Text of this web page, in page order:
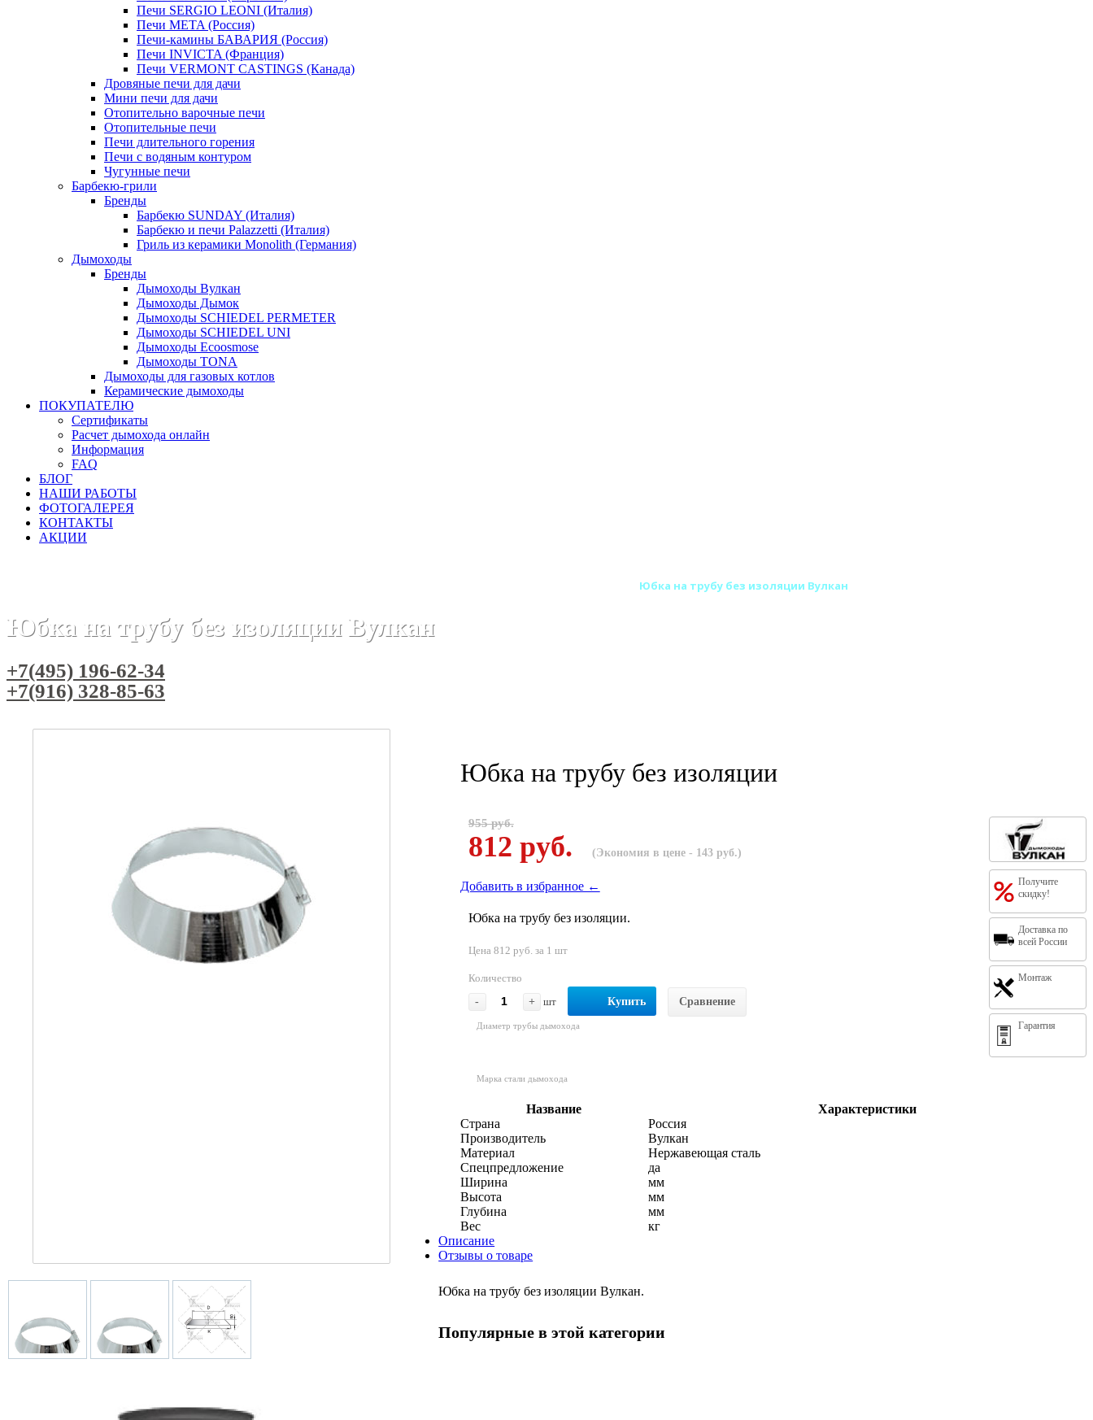
Печи SERGIO LEONI (Италия)
Печи META (Россия)
Печи-камины БАВАРИЯ (Россия)
Печи INVICTA (Франция)
Печи VERMONT CASTINGS (Канада)
Дровяные печи для дачи
Мини печи для дачи
Отопительно варочные печи
Отопительные печи
Печи длительного горения
Печи с водяным контуром
Чугунные печи
Барбекю-грили
Бренды
Барбекю SUNDAY (Италия)
Барбекю и печи Palazzetti (Италия)
Гриль из керамики Monolith (Германия)
Дымоходы
Бренды
Дымоходы Вулкан
Дымоходы Дымок
Дымоходы SCHIEDEL PERMETER
Дымоходы SCHIEDEL UNI
Дымоходы Ecoosmose
Дымоходы TONA
Дымоходы для газовых котлов
Керамические дымоходы
ПОКУПАТЕЛЮ
Сертификаты
Расчет дымохода онлайн
Информация
FAQ
БЛОГ
НАШИ РАБОТЫ
ФОТОГАЛЕРЕЯ
КОНТАКТЫ
АКЦИИ
Юбка на трубу без изоляции Вулкан
Юбка на трубу без изоляции Вулкан
+7(495) 196-62-34
+7(916) 328-85-63
Юбка на трубу без изоляции
Получите
скидку!
Доставка по
всей России
Монтаж
Гарантия
955 руб.
812 руб. (Экономия в цене - 143 руб.)
Добавить в избранное ←
Юбка на трубу без изоляции.
Цена 812 руб. за 1 шт
Количество
-
+ шт Купить Сравнение
Диаметр трубы дымохода
Марка стали дымохода
Название
Характеристики
Страна
Россия
Производитель
Вулкан
Материал
Нержавеющая сталь
Спецпредложение
да
Ширина
мм
Высота
мм
Глубина
мм
Вес
кг
Описание
Отзывы о товаре
Юбка на трубу без изоляции Вулкан.
Популярные в этой категории